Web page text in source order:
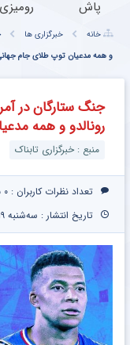
پاش
طبقه
شارژی،
برای
زمان
قعطی
برق!!
خانه خبرگزاری ها
و همه مدعیان توپ طلای جام
جنگ ستارگان در
رونالدو و همه
منبع : خبرگزاری تابناک
تعداد نظرات کاربران : ۰ نظر
تاریخ انتشار : سه‌شنبه ۱۹ خرداد ۱۴۰۵ | ۰:۱۳